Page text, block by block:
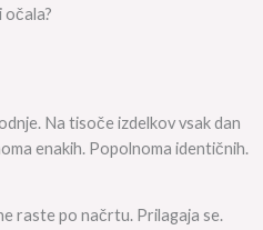
očala?
Na tisoče izdelkov vsak dan
enakih. Popolnoma identičnih.
raste po načrtu. Prilagaja se.